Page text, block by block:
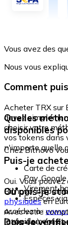
Vous avez des
Nous vous
Comment
Acheter TRX sur
devez
choisir votre
vos tokens dans
n'importe quelle
Quelles
disponibles
Chez Bitnovo
Carte de
Pay,
Virement
Espèces
Puis-je
Oui. Vous
Bitnovo,
physiquesen
accédez à :
le rapidement et
Où puis-je
Avec votre
intégré où vous
Dois-je